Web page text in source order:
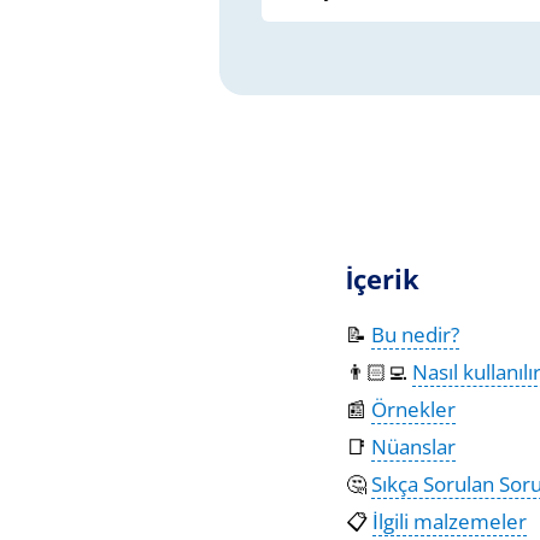
İçerik
📝 Bu nedir?
👨🏻‍💻 Nasıl
📰 Örnekler
📑 Nüanslar
🤔Sıkça Sorulan
📋 İlgili malzemeler